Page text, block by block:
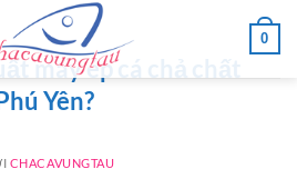
0
máy ép cá chả chất
Yên?
CHACAVUNGTAU